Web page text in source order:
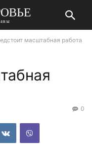
масштабная работа
0